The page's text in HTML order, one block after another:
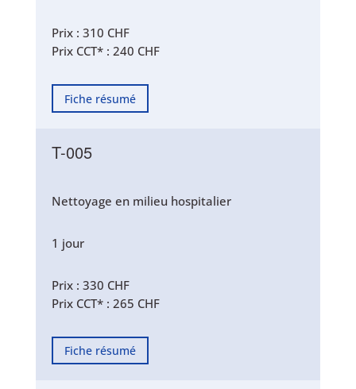
Prix : 310 CHF
Prix CCT* : 240 CHF
Fiche résumé
T-005
Nettoyage en milieu hospitalier
1 jour
Prix : 330 CHF
Prix CCT* : 265 CHF
Fiche résumé